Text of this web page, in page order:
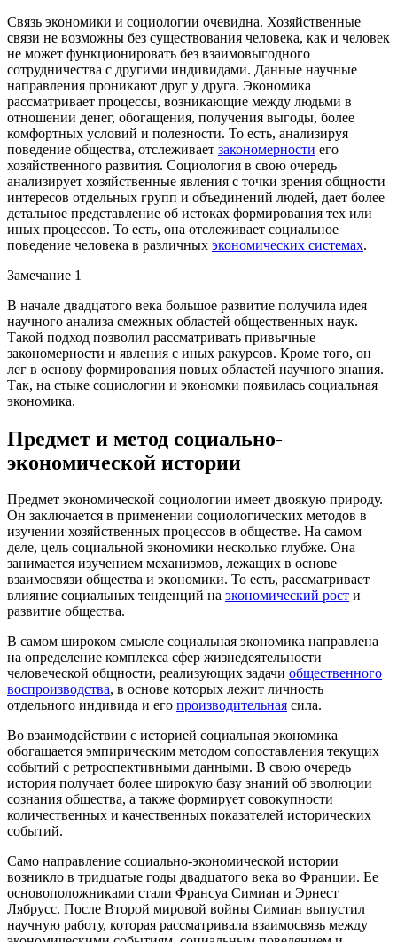
Связь экономики и социологии очевидна. Хозяйственные
связи не возможны без существования человека, как и человек
не может функционировать без взаимовыгодного
сотрудничества с другими индивидами. Данные научные
направления проникают друг у друга. Экономика
рассматривает процессы, возникающие между людьми в
отношении денег, обогащения, получения выгоды, более
комфортных условий и полезности. То есть, анализируя
поведение общества, отслеживает закономерности его
хозяйственного развития. Социология в свою очередь
анализирует хозяйственные явления с точки зрения общности
интересов отдельных групп и объединений людей, дает более
детальное представление об истоках формирования тех или
иных процессов. То есть, она отслеживает социальное
поведение человека в различных экономических системах.
Замечание 1
В начале двадцатого века большое развитие получила идея
научного анализа смежных областей общественных наук.
Такой подход позволил рассматривать привычные
закономерности и явления с иных ракурсов. Кроме того, он
лег в основу формирования новых областей научного знания.
Так, на стыке социологии и экономки появилась социальная
экономика.
Предмет и метод социально-
экономической истории
Предмет экономической социологии имеет двоякую природу.
Он заключается в применении социологических методов в
изучении хозяйственных процессов в обществе. На самом
деле, цель социальной экономики несколько глубже. Она
занимается изучением механизмов, лежащих в основе
взаимосвязи общества и экономики. То есть, рассматривает
влияние социальных тенденций на экономический рост и
развитие общества.
В самом широком смысле социальная экономика направлена
на определение комплекса сфер жизнедеятельности
человеческой общности, реализующих задачи общественного
воспроизводства, в основе которых лежит личность
отдельного индивида и его производительная сила.
Во взаимодействии с историей социальная экономика
обогащается эмпирическим методом сопоставления текущих
событий с ретроспективными данными. В свою очередь
история получает более широкую базу знаний об эволюции
сознания общества, а также формирует совокупности
количественных и качественных показателей исторических
событий.
Само направление социально-экономической истории
возникло в тридцатые годы двадцатого века во Франции. Ее
основоположниками стали Франсуа Симиан и Эрнест
Лябрусс. После Второй мировой войны Симиан выпустил
научную работу, которая рассматривала взаимосвязь между